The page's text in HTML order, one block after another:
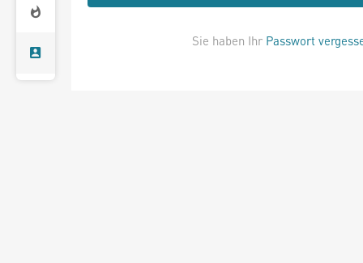
Sie haben Ihr Passwort